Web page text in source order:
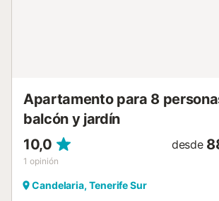
Apartamento para 8
balcón y jardín
10,0
1 opinión
desde
Candelaria, Tenerife Sur